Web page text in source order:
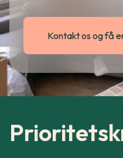
Kontakt os og få